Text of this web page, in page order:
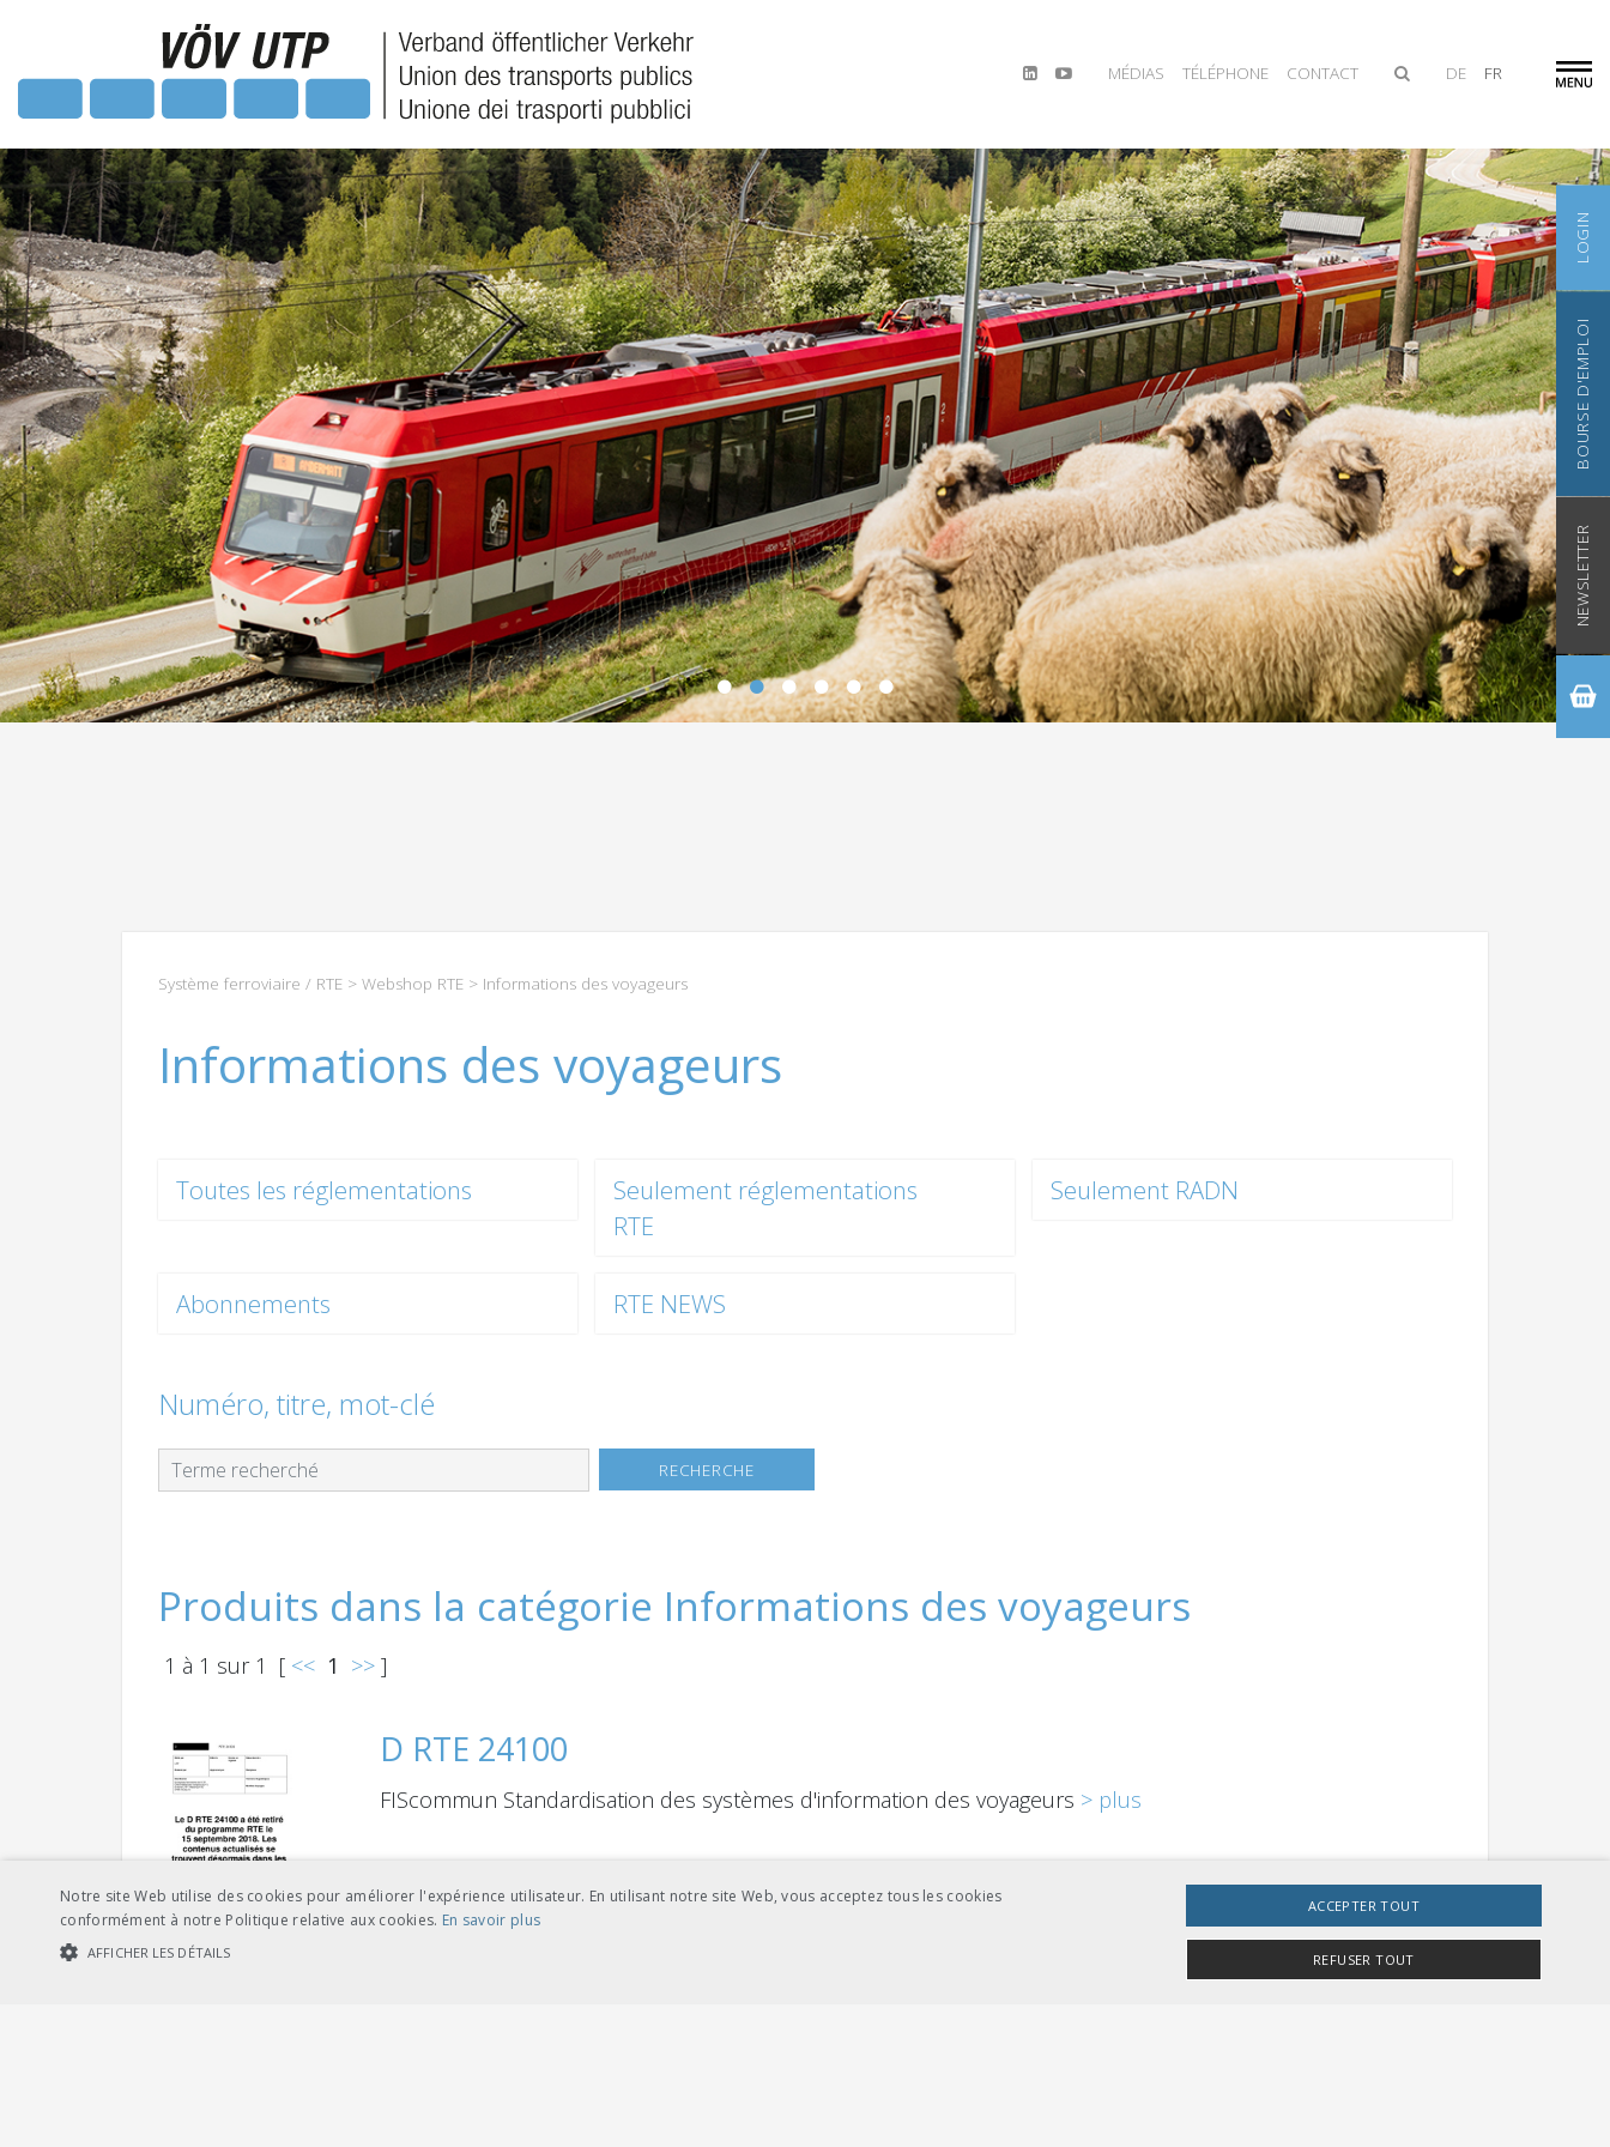
MÉDIAS TÉLÉPHONE CONTACT DE FR
LOGIN
BOURSE D'EMPLOI
NEWSLETTER
Système ferroviaire / RTE > Webshop RTE > Informations des voyageurs
Informations des voyageurs
Toutes les réglementations
Seulement réglementations
RTE
Seulement RADN
Abonnements RTE NEWS
Numéro, titre, mot-clé
Produits dans la catégorie Informations des voyageurs
1 à 1 sur 1 [ << 1 >> ]
D RTE 24100
FIScommun Standardisation des systèmes d'information des voyageurs > plus
Notre site Web utilise des cookies pour améliorer l'expérience utilisateur. En utilisant notre site Web, vous acceptez tous les cookies
conformément à notre Politique relative aux cookies. En savoir plus
AFFICHER LES DÉTAILS
ACCEPTER TOUT
REFUSER TOUT